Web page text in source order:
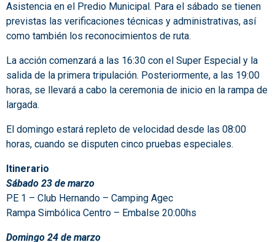
Asistencia en el Predio Municipal. Para el sábado se tienen
previstas las verificaciones técnicas y administrativas, así
como también los reconocimientos de ruta.
La acción comenzará a las 16:30 con el Super Especial y la
salida de la primera tripulación. Posteriormente, a las 19:00
horas, se llevará a cabo la ceremonia de inicio en la rampa de
largada.
El domingo estará repleto de velocidad desde las 08:00
horas, cuando se disputen cinco pruebas especiales.
Itinerario
Sábado 23 de marzo
PE 1 – Club Hernando – Camping Agec
Rampa Simbólica Centro – Embalse 20:00hs
Domingo 24 de marzo